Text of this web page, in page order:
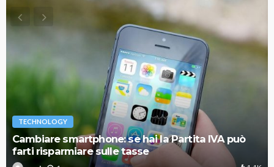
TECHNOLOGY
Cambiare smartphone: se hai la Partita IVA può
farti risparmiare sulle tasse